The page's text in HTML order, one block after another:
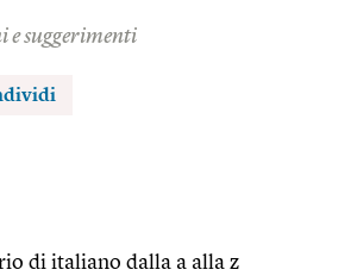
e suggerimenti
di italiano dalla a alla z